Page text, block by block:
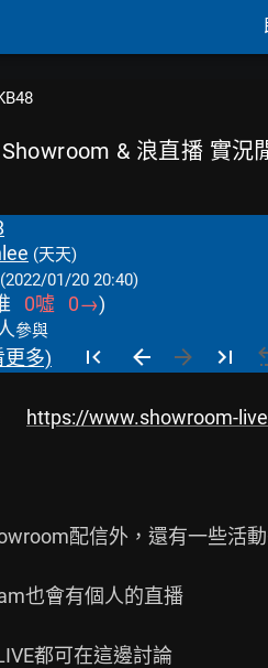
& 浪直播 實況
(天天)
(2022/01/20 20:40)
0噓 0→)
參與
多)
https://www.showroom-
配信外，還有一些活
也會有個人的直播
都可在這邊討論